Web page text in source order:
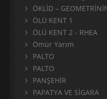
ÖKLİD –
ÖLÜ KENT 1
ÖLÜ KENT 2 - RHEA
Ömür Yarım
PALTO
PALTO
PANŞEHİR
PAPATYA VE SİGARA